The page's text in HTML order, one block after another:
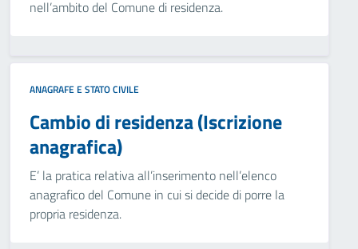
nell’ambito del Comune di residenza.
ANAGRAFE E STATO CIVILE
Cambio di residenza (Iscrizione
anagrafica)
E’ la pratica relativa all’inserimento nell’elenco
anagrafico del Comune in cui si decide di porre la
propria residenza.